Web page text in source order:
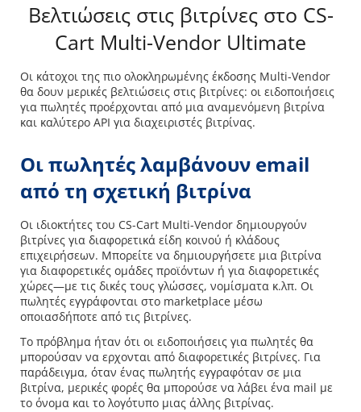
Βελτιώσεις στις βιτρίνες στο CS-
Cart Multi-Vendor Ultimate
Οι κάτοχοι της πιο ολοκληρωμένης έκδοσης Multi-Vendor
θα δουν μερικές βελτιώσεις στις βιτρίνες: οι ειδοποιήσεις
για πωλητές προέρχονται από μια αναμενόμενη βιτρίνα
και καλύτερο API για διαχειριστές βιτρίνας.
Οι πωλητές λαμβάνουν email
από τη σχετική βιτρίνα
Οι ιδιοκτήτες του CS-Cart Multi-Vendor δημιουργούν
βιτρίνες για διαφορετικά είδη κοινού ή κλάδους
επιχειρήσεων. Μπορείτε να δημιουργήσετε μια βιτρίνα
για διαφορετικές ομάδες προϊόντων ή για διαφορετικές
χώρες—με τις δικές τους γλώσσες, νομίσματα κ.λπ. Οι
πωλητές εγγράφονται στο marketplace μέσω
οποιασδήποτε από τις βιτρίνες.
Το πρόβλημα ήταν ότι οι ειδοποιήσεις για πωλητές θα
μπορούσαν να ερχονται από διαφορετικές βιτρίνες. Για
παράδειγμα, όταν ένας πωλητής εγγραφόταν σε μια
βιτρίνα, μερικές φορές θα μπορούσε να λάβει ένα mail με
το όνομα και το λογότυπο μιας άλλης βιτρίνας.